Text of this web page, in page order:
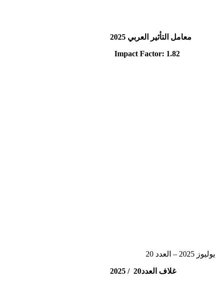
معامل التأثير العربي 2025
يوليوز 2025 – العدد 20
غلاف العدد20 / 2025